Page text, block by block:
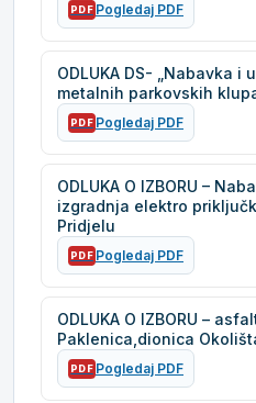
PDF Pogledaj PDF
ODLUKA DS- „Nabavka
metalnih parkovskih
PDF Pogledaj PDF
ODLUKA O IZBORU –
izgradnja elektro
Pridjelu
PDF Pogledaj PDF
ODLUKA O IZBORU –
Paklenica,dionica
PDF Pogledaj PDF